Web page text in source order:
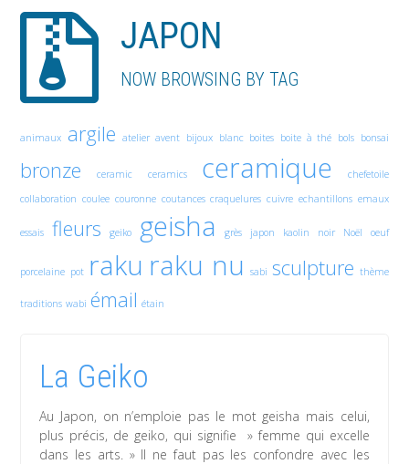
JAPON
NOW BROWSING BY TAG
animaux argile atelier avent bijoux blanc boites boite à thé bols bonsai
bronze ceramic ceramics ceramique
chefetoile
collaboration coulee couronne coutances craquelures cuivre echantillons emaux
essais fleurs geiko geisha grès japon kaolin noir Noël oeuf
porcelaine pot raku raku nu sabi sculpture thème
traditions wabi émail étain
La Geiko
Au Japon, on n’emploie pas le mot geisha mais celui,
plus précis, de geiko, qui signifie » femme qui excelle
dans les arts. » Il ne faut pas les confondre avec les